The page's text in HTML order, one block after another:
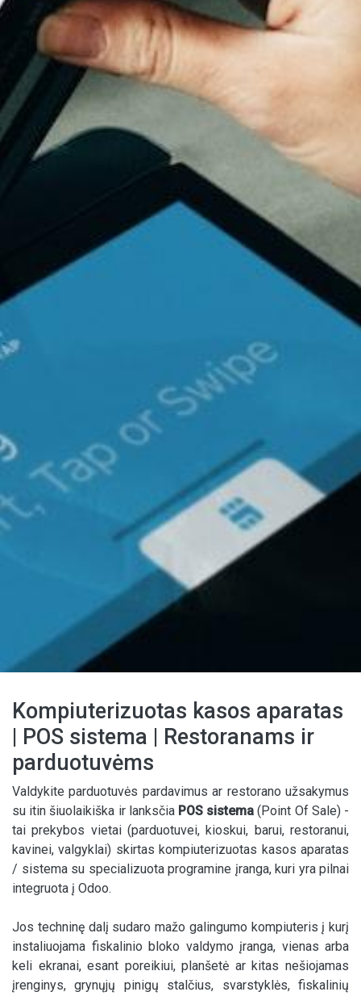
Kompiuterizuotas kasos aparatas
| POS sistema | Restoranams ir
parduotuvėms
Valdykite parduotuvės pardavimus ar restorano užsakymus
su itin šiuolaikiška ir lanksčia POS sistema (Point Of Sale) -
tai prekybos vietai (parduotuvei, kioskui, barui, restoranui,
kavinei, valgyklai) skirtas kompiuterizuotas kasos aparatas
/ sistema su specializuota programine įranga, kuri yra pilnai
integruota į Odoo.
Jos techninę dalį sudaro mažo galingumo kompiuteris į kurį
instaliuojama fiskalinio bloko valdymo įranga, vienas arba
keli ekranai, esant poreikiui, planšetė ar kitas nešiojamas
įrenginys, grynųjų pinigų stalčius, svarstyklės, fiskalinių